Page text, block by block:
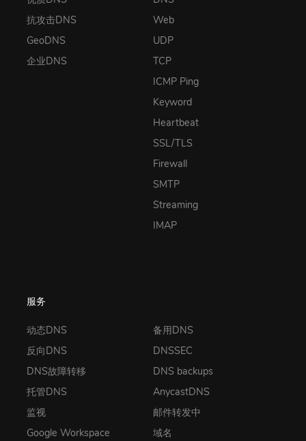
抗攻击DNS
GeoDNS
企业DNS
Web
UDP
TCP
ICMP Ping
Keyword
Heartbeat
SSL/TLS
Firewall
SMTP
Streaming
IMAP
服务
动态DNS
反向DNS
DNS故障转移
托管DNS
监视
Google Workspace
备用DNS
DNSSEC
DNS backups
AnycastDNS
邮件转发中
域名